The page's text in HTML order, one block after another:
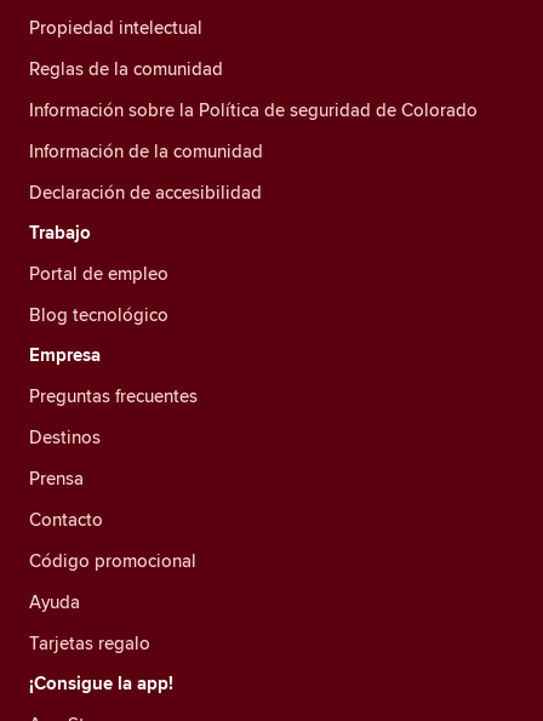
Propiedad intelectual
Reglas de la comunidad
Información sobre la Política de seguridad de Colorado
Información de la comunidad
Declaración de accesibilidad
Trabajo
Portal de empleo
Blog tecnológico
Empresa
Preguntas frecuentes
Destinos
Prensa
Contacto
Código promocional
Ayuda
Tarjetas regalo
¡Consigue la app!